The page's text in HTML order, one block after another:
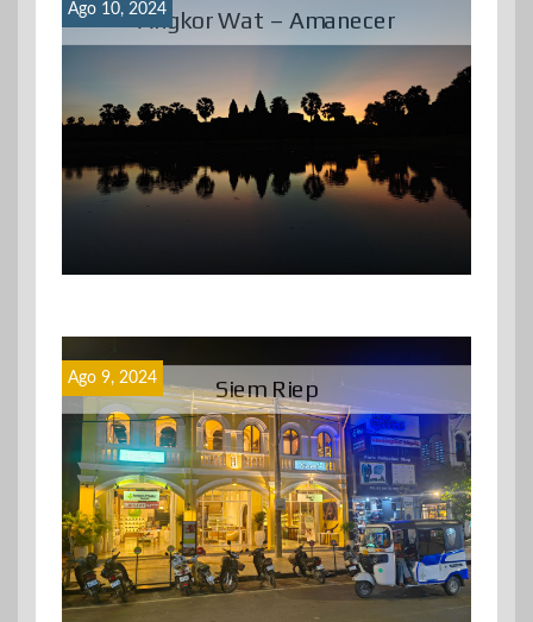
Angkor Wat – Amanecer
Ago 10, 2024
Siem Riep
Ago 9, 2024